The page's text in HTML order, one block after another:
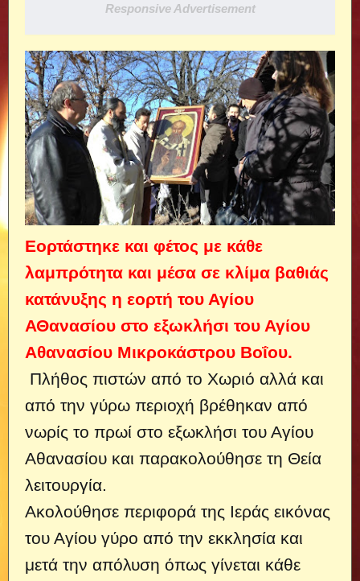
Responsive Advertisement
Εορτάστηκε και φέτος με κάθε
λαμπρότητα και μέσα σε κλίμα βαθιάς
κατάνυξης η εορτή του Αγίου
ΑΘανασίου στο εξωκλήσι του Αγίου
Αθανασίου Μικροκάστρου Βοΐου.
Πλήθος πιστών από το Χωριό αλλά και
από την γύρω περιοχή βρέθηκαν από
νωρίς το πρωί στο εξωκλήσι του Αγίου
Αθανασίου και παρακολούθησε τη Θεία
λειτουργία.
Ακολούθησε περιφορά της Ιεράς εικόνας
του Αγίου γύρο από την εκκλησία και
μετά την απόλυση όπως γίνεται κάθε